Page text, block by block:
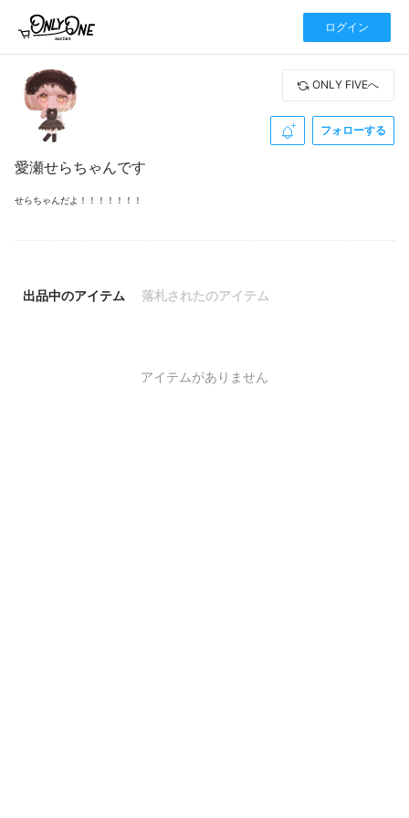
ログイン
ONLY FIVEへ
フォローする
愛瀬せらちゃんです
せらちゃんだよ！！！！！！！
出品中のアイテム 落札されたのアイテム
アイテムがありません